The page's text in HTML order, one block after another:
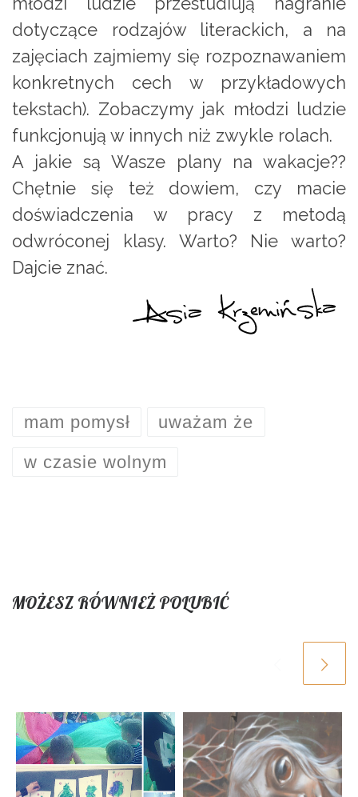
dotyczące rodzajów literackich, a na
zajęciach zajmiemy się rozpoznawaniem
konkretnych cech w przykładowych
tekstach). Zobaczymy jak młodzi ludzie
funkcjonują w innych niż zwykle rolach.
A jakie są Wasze plany na wakacje??
Chętnie się też dowiem, czy macie
doświadczenia w pracy z metodą
odwróconej klasy. Warto? Nie warto?
Dajcie znać.
mam pomysł uważam że
w czasie wolnym
MOŻESZ RÓWNIEŻ POLUBIĆ